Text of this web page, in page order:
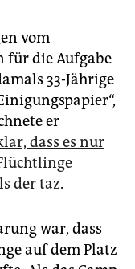
vom
für die Aufgabe
33-Jährige
er
dass es nur
der taz.
war, dass
auf dem Platz